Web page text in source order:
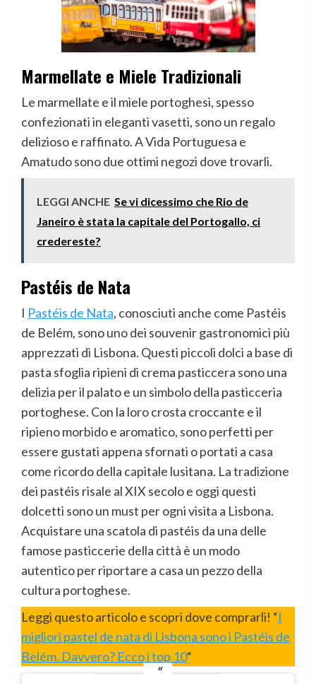
Marmellate e Miele Tradizionali
Le marmellate e il miele portoghesi, spesso
confezionati in eleganti vasetti, sono un regalo
delizioso e raffinato. A Vida Portuguesa e
Amatudo sono due ottimi negozi dove trovarli.
LEGGI ANCHE Se vi dicessimo che Rio de
Janeiro è stata la capitale del Portogallo, ci
credereste?
Pastéis de Nata
I Pastéis de Nata, conosciuti anche come Pastéis
de Belém, sono uno dei souvenir gastronomici più
apprezzati di Lisbona. Questi piccoli dolci a base di
pasta sfoglia ripieni di crema pasticcera sono una
delizia per il palato e un simbolo della pasticceria
portoghese. Con la loro crosta croccante e il
ripieno morbido e aromatico, sono perfetti per
essere gustati appena sfornati o portati a casa
come ricordo della capitale lusitana. La tradizione
dei pastéis risale al XIX secolo e oggi questi
dolcetti sono un must per ogni visita a Lisbona.
Acquistare una scatola di pastéis da una delle
famose pasticcerie della città è un modo
autentico per riportare a casa un pezzo della
cultura portoghese.
Leggi questo articolo e scopri dove comprarli! “I
migliori pastel de nata di Lisbona sono i Pastéis de
Belém. Davvero? Ecco i top 10“